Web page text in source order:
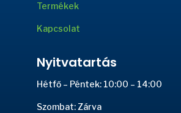
Termékek
Kapcsolat
Nyitvatartás
Hétfő – Péntek: 10:00 – 14:00
Szombat: Zárva